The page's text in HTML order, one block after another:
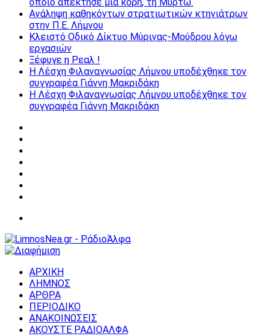
Ανάληψη καθηκόντων στρατιωτικών κτηνιάτρων
στην Π.Ε. Λήμνου
Κλειστό Οδικό Δίκτυο Μύρινας-Μούδρου λόγω
εργασιών
Ξέφυγε η Ρεαλ !
Η Λέσχη Φιλαναγνωσίας Λήμνου υποδέχθηκε τον
συγγραφέα Γιάννη Μακριδάκη
Η Λέσχη Φιλαναγνωσίας Λήμνου υποδέχθηκε τον
συγγραφέα Γιάννη Μακριδάκη
ΑΡΧΙΚΗ
ΛΗΜΝΟΣ
ΑΡΘΡΑ
ΠΕΡΙΟΔΙΚΟ
ΑΝΑΚΟΙΝΩΣΕΙΣ
ΑΚΟΥΣΤΕ ΡΑΔΙΟΑΛΦΑ